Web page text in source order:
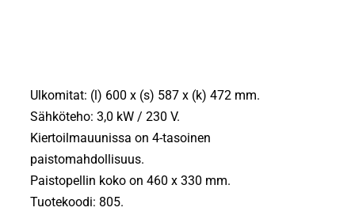
Ulkomitat: (l) 600 x (s) 587 x (k) 472 mm.
Sähköteho: 3,0 kW / 230 V.
Kiertoilmauunissa on 4-tasoinen
paistomahdollisuus.
Paistopellin koko on 460 x 330 mm.
Tuotekoodi: 805.